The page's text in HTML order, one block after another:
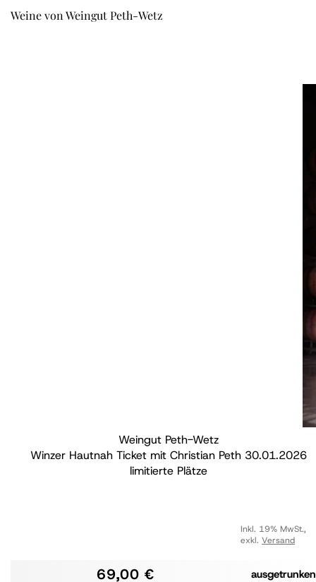
Weine von Weingut Peth-Wetz
Weingut Peth-Wetz
Winzer Hautnah Ticket mit Christian Peth 30.01.2026
limitierte Plätze
69,00 €
Inkl. 19% MwSt.,
exkl. Versand
ausgetrunken